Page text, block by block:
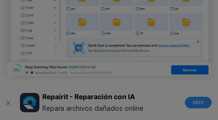
Repairit - Reparación con IA
Repara archivos dañados online.
abrir
Paso 3. Vista previa de los datos tras el
escaneado